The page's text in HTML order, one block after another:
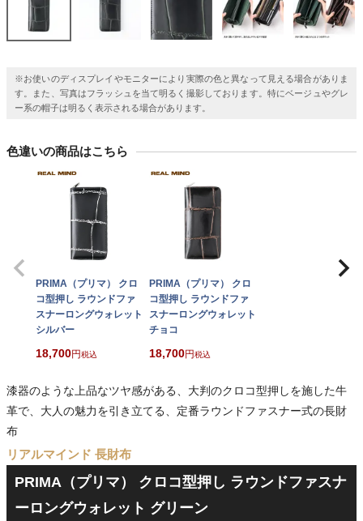
※お使いのディスプレイやモニターにより実際の色と異なって見える場合がありま
す。また、写真はフラッシュを当て明るく撮影しております。特にベージュやグレ
ー系の帽子は明るく表示される場合があります。
色違いの商品はこちら
PRIMA（プリマ） クロ
コ型押し ラウンドファ
スナーロングウォレット
シルバー
18,700 税込
PRIMA（プリマ） クロ
コ型押し ラウンドファ
スナーロングウォレット
チョコ
18,700 税込
漆器のような上品なツヤ感がある、大判のクロコ型押しを施した牛
革で、大人の魅力を引き立てる、定番ラウンドファスナー式の長財
布
リアルマインド 長財布
PRIMA（プリマ） クロコ型押し ラウンドファスナ
ーロングウォレット グリーン